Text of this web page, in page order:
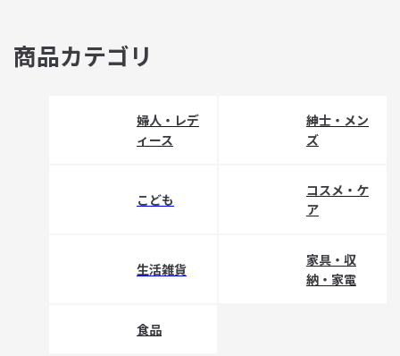
商品カテゴリ
婦人・レデ
ィース
紳士・メン
ズ
こども
コスメ・ケ
ア
生活雑貨
家具・収
納・家電
食品